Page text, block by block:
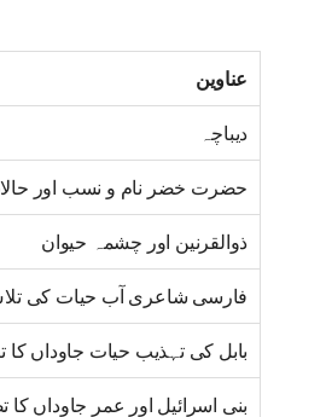
عناوین
دیباچہ
حضرت خضر نام و نسب اور
ذوالقرنین اور چشمہ حیوان
فارسی شاعری آب حیات کی
بابل کی تہذیب حیات جاوداں کا
بنی اسرائیل اور عمر جاوداں کا